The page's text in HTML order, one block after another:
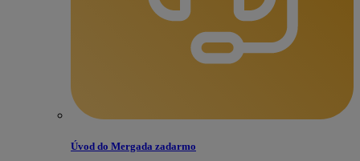
Úvod do Mergada zadarmo